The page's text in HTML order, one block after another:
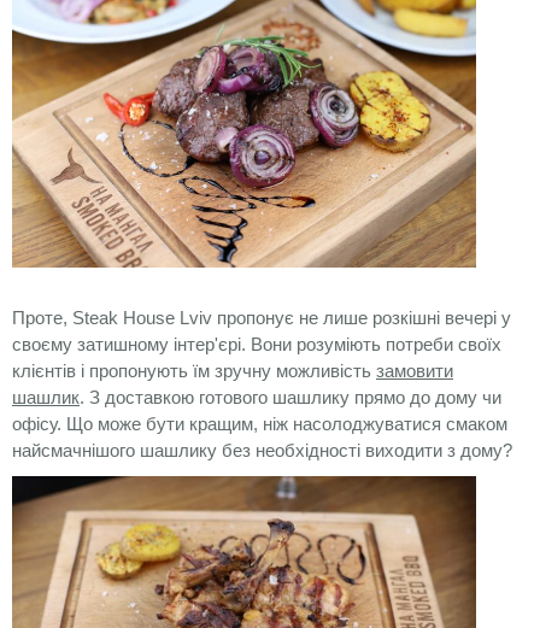
Проте, Steak House Lviv пропонує не лише розкішні вечері у
своєму затишному інтер'єрі. Вони розуміють потреби своїх
клієнтів і пропонують їм зручну можливість замовити
шашлик. З доставкою готового шашлику прямо до дому чи
офісу. Що може бути кращим, ніж насолоджуватися смаком
найсмачнішого шашлику без необхідності виходити з дому?